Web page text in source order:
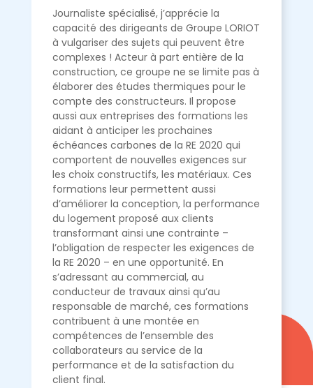
Journaliste spécialisé, j’apprécie la
capacité des dirigeants de Groupe LORIOT
à vulgariser des sujets qui peuvent être
complexes ! Acteur à part entière de la
construction, ce groupe ne se limite pas à
élaborer des études thermiques pour le
compte des constructeurs. Il propose
aussi aux entreprises des formations les
aidant à anticiper les prochaines
échéances carbones de la RE 2020 qui
comportent de nouvelles exigences sur
les choix constructifs, les matériaux. Ces
formations leur permettent aussi
d’améliorer la conception, la performance
du logement proposé aux clients
transformant ainsi une contrainte –
l’obligation de respecter les exigences de
la RE 2020 – en une opportunité. En
s’adressant au commercial, au
conducteur de travaux ainsi qu’au
responsable de marché, ces formations
contribuent à une montée en
compétences de l’ensemble des
collaborateurs au service de la
performance et de la satisfaction du
client final.